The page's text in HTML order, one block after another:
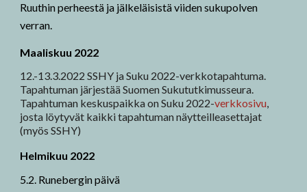
Ruuthin perheestä ja jälkeläisistä viiden sukupolven
verran.
Maaliskuu 2022
12.-13.3.2022 SSHY ja Suku 2022-verkkotapahtuma
Tapahtuman järjestää Suomen Sukututkimusseura.
Tapahtuman keskuspaikka on Suku 2022-verkkosivu
josta löytyvät kaikki tapahtuman näytteilleasettajat
(myös SSHY)
Helmikuu 2022
5.2. Runebergin päivä